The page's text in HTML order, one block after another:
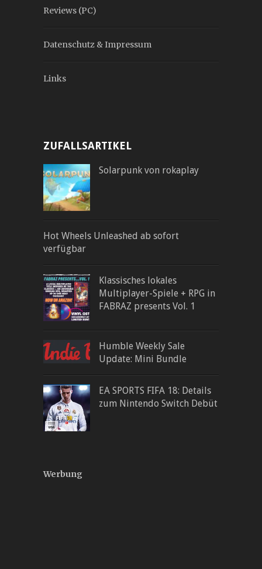
Reviews (PC)
Datenschutz & Impressum
Links
ZUFALLSARTIKEL
Solarpunk von rokaplay
Hot Wheels Unleashed ab sofort
verfügbar
Klassisches lokales
Multiplayer-Spiele + RPG in
FABRAZ presents Vol. 1
Humble Weekly Sale
Update: Mini Bundle
EA SPORTS FIFA 18: Details
zum Nintendo Switch Debüt
Werbung